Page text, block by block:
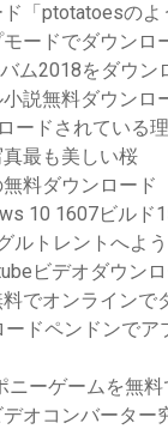
「ptotatoesのよ
モードでダウンロ
ム2018をダウン
説無料ダウンロ
ードされている
最も美しい桜
料ダウンロード
10 1607ビルド
ルトレントへよ
ビデオダウン
でオンラインで
ドペンドンでア
ニーゲームを無
オコンバーター